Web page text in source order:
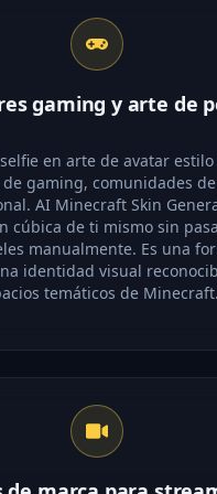
gaming y arte de
en arte de avatar
gaming, comunidades
AI Minecraft Skin
cúbica de ti mismo sin
manualmente. Es una
identidad visual
temáticos de Minecraft.